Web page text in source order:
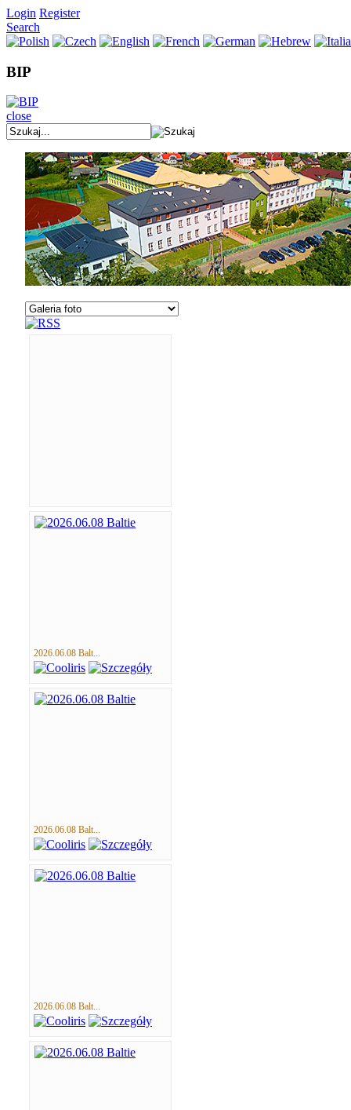
Login Register
Search
BIP
close
2026.06.08 Balt...
2026.06.08 Balt...
2026.06.08 Balt...